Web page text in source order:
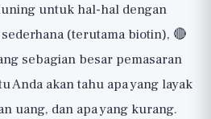
untuk hal-hal dengan
(terutama biotin), 🔴
sebagian besar pemasaran
Anda akan tahu apa yang layak
uang, dan apa yang kurang.